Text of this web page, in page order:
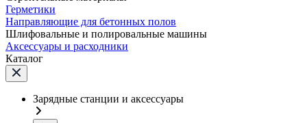
Герметики
Направляющие для бетонных полов
Шлифовальные и полировальные машины
Аксессуары и расходники
Каталог
Зарядные станции и аксессуары